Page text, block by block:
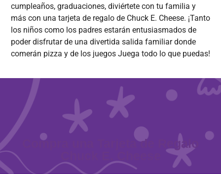
cumpleaños, graduaciones, diviértete con tu familia y
más con una tarjeta de regalo de Chuck E. Cheese. ¡Tanto
los niños como los padres estarán entusiasmados de
poder disfrutar de una divertida salida familiar donde
comerán pizza y de los juegos Juega todo lo que puedas!
Compra una Tarjeta de Regalo